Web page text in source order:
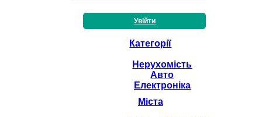
Увійти
Категорії
Нерухомість
Авто
Електроніка
Міста